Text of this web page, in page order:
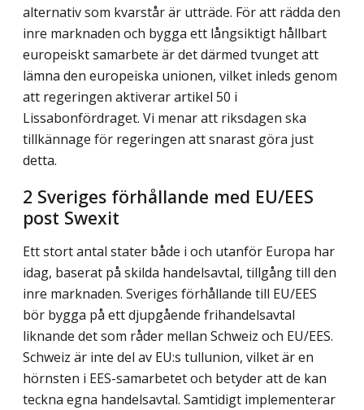
alternativ som kvarstår är utträde. För att rädda den
inre marknaden och bygga ett långsiktigt hållbart
europeiskt samarbete är det därmed tvunget att
lämna den europeiska unionen, vilket inleds genom
att regeringen aktiverar artikel 50 i
Lissabonfördraget. Vi menar att riksdagen ska
tillkännage för regeringen att snarast göra just
detta.
2 Sveriges förhållande med EU/EES
post Swexit
Ett stort antal stater både i och utanför Europa har
idag, baserat på skilda handelsavtal, tillgång till den
inre marknaden. Sveriges förhållande till EU/EES
bör bygga på ett djupgående frihandelsavtal
liknande det som råder mellan Schweiz och EU/EES.
Schweiz är inte del av EU:s tullunion, vilket är en
hörnsten i EES-samarbetet och betyder att de kan
teckna egna handelsavtal. Samtidigt implementerar